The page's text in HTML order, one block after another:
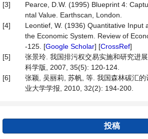
[3]
Pearce, D.W. (1995) Blueprint 4:
ntal Value. Earthscan, London.
[4]
Leontief, W. (1936) Quantitative Input
the Economic System. Review of
-125. [Google Scholar] [CrossRef]
[5]
张景玲. 我国排污权交易实施和研究进
科学版, 2007, 35(5): 120-124.
[6]
张颖, 吴丽莉, 苏帆, 等. 我国森林碳汇
业大学学报, 2010, 32(2): 194-200.
投稿